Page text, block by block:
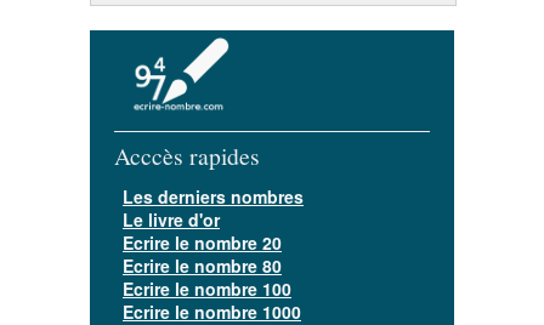
Acccès rapides
Les derniers nombres
Le livre d'or
Ecrire le nombre 20
Ecrire le nombre 80
Ecrire le nombre 100
Ecrire le nombre 1000